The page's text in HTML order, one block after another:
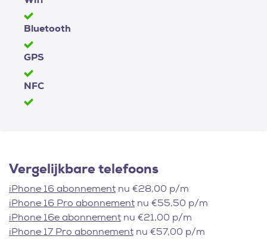
Bluetooth
GPS
NFC
Vergelijkbare telefoons
iPhone 16 abonnement nu €28,00 p/m
iPhone 16 Pro abonnement nu €55,50 p/m
iPhone 16e abonnement nu €21,00 p/m
iPhone 17 Pro abonnement nu €57,00 p/m